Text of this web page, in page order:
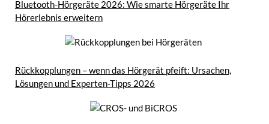
Bluetooth-Hörgeräte 2026: Wie smarte Hörgeräte Ihr
Hörerlebnis erweitern
Rückkopplungen – wenn das Hörgerät pfeift: Ursachen,
Lösungen und Experten-Tipps 2026